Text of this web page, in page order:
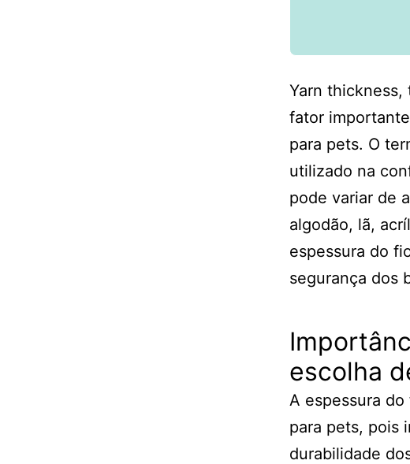
Yarn thickness,
fator
para pets. O
utilizado na
pode variar de
algodão, lã,
espessura do
segurança dos
escolha
A espessura
para pets, pois
durabilidade